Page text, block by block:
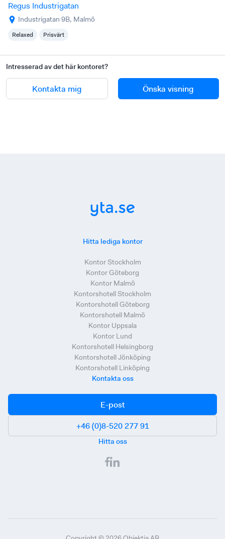
Regus Industrigatan
Industrigatan 9B, Malmö
Relaxed Prisvärt
Intresserad av det här kontoret?
Kontakta mig Önska visning
Hitta lediga kontor
Kontor Stockholm
Kontor Göteborg
Kontor Malmö
Kontorshotell Stockholm
Kontorshotell Göteborg
Kontorshotell Malmö
Kontor Uppsala
Kontor Lund
Kontorshotell Helsingborg
Kontorshotell Jönköping
Kontorshotell Linköping
Kontakta oss
E-post
+46 (0)8-520 277 91
Hitta oss